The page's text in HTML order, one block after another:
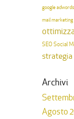
google adwords
mail marketing
SEO Social
strategia
Archivi
Agosto